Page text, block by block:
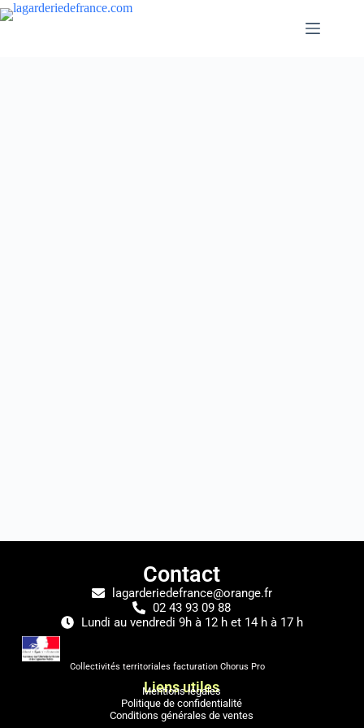
Contact
lagarderiedefrance@orange.fr
02 43 93 09 88
Lundi au vendredi 9h à 12 h et 14 h à 17 h
Collectivités territoriales facturation Chorus Pro
Liens utiles
Mentions légales
Politique de confidentialité
Conditions générales de ventes